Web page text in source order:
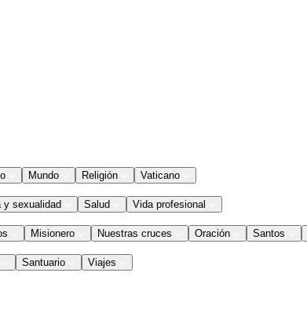
Mundo Religión Vaticano
y sexualidad Salud Vida profesional
Misionero Nuestras cruces Oración Santos
Santuario Viajes